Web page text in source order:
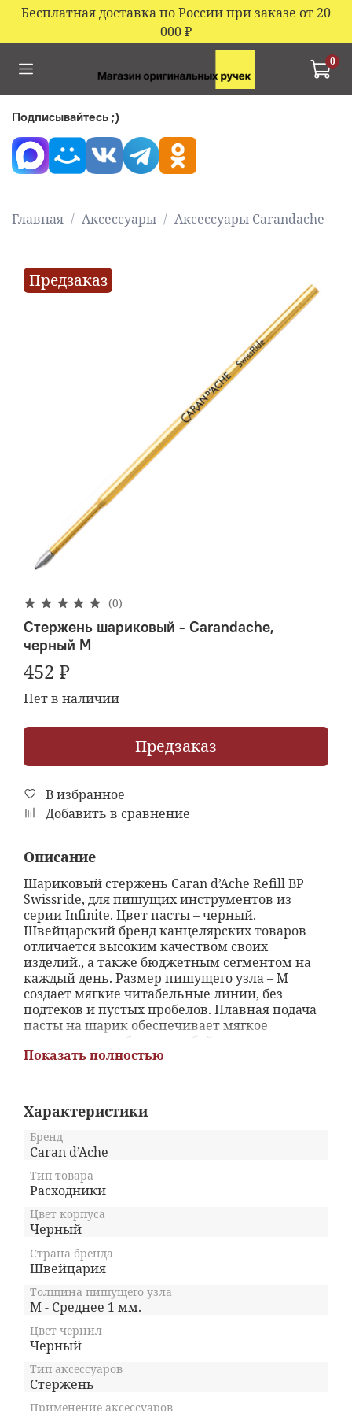
Бесплатная доставка по России при заказе от 20
000₽
0
Главная Аксессуары Аксессуары Carandache
Предзаказ
(0)
Стержень шариковый - Carandache,
черный M
452 ₽
Нет в наличии
Предзаказ
В избранное
Добавить в сравнение
Описание
Шариковый стержень Caran d’Ache Refill BP
Swissride, для пишущих инструментов из
серии Infinite. Цвет пасты – черный.
Швейцарский бренд канцелярских товаров
отличается высоким качеством своих
изделий., а также бюджетным сегментом на
каждый день. Размер пишущего узла – М
создает мягкие читабельные линии, без
подтеков и пустых пробелов. Плавная подача
пасты на шарик обеспечивает мягкое
скольжение по бумаге любой плотности.
Дизайн стержня выполнен в цельном золотом
Показать полностью
Характеристики
Бренд
Caran d’Ache
Тип товара
Расходники
Цвет корпуса
Черный
Страна бренда
Швейцария
Толщина пишущего узла
M - Среднее 1 мм.
Цвет чернил
Черный
Тип аксессуаров
Стержень
Применение аксессуаров
Подписывайтесь ;)